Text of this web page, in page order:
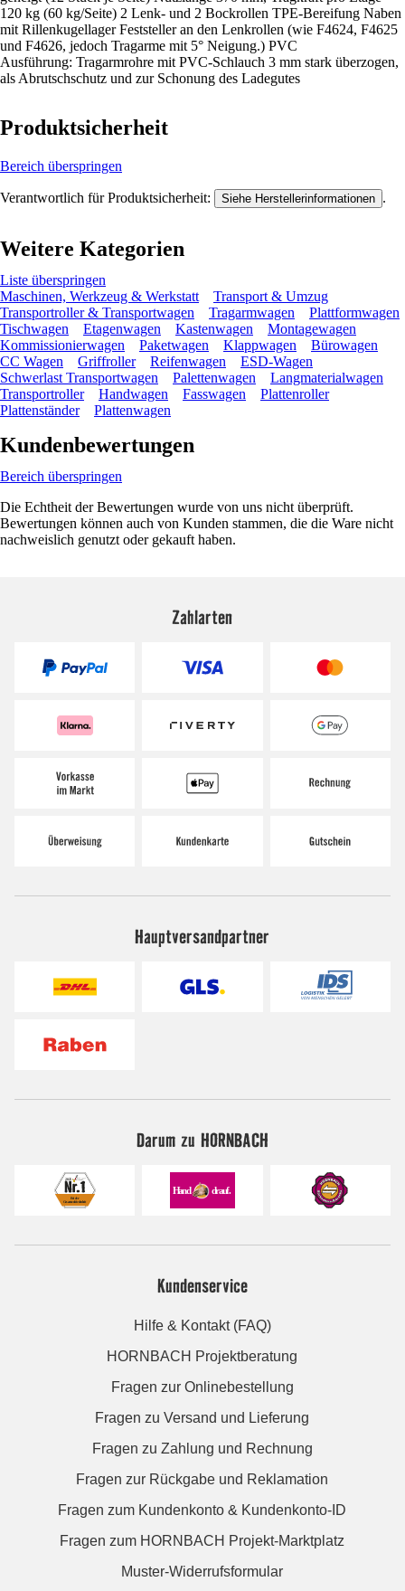
120 kg (60 kg/Seite) 2 Lenk- und 2 Bockrollen TPE-Bereifung Naben
mit Rillenkugellager Feststeller an den Lenkrollen (wie F4624, F4625
und F4626, jedoch Tragarme mit 5° Neigung.) PVC
Ausführung: Tragarmrohre mit PVC-Schlauch 3 mm stark überzogen,
als Abrutschschutz und zur Schonung des Ladegutes
Produktsicherheit
Bereich überspringen
Verantwortlich für Produktsicherheit: Siehe Herstellerinformationen .
Weitere Kategorien
Liste überspringen
Maschinen, Werkzeug & Werkstatt
Transport & Umzug
Transportroller & Transportwagen
Tragarmwagen
Plattformwagen
Tischwagen
Etagenwagen Kastenwagen
Montagewagen
Kommissionierwagen
Paketwagen Klappwagen
Bürowagen
CC Wagen
Griffroller Reifenwagen
ESD-Wagen
Schwerlast Transportwagen
Palettenwagen
Langmaterialwagen
Transportroller
Handwagen Fasswagen
Plattenroller
Plattenständer
Plattenwagen
Kundenbewertungen
Bereich überspringen
Die Echtheit der Bewertungen wurde von uns nicht überprüft.
Bewertungen können auch von Kunden stammen, die die Ware nicht
nachweislich genutzt oder gekauft haben.
Zahlarten
Hauptversandpartner
Darum zu HORNBACH
Kundenservice
Hilfe & Kontakt (FAQ)
HORNBACH Projektberatung
Fragen zur Onlinebestellung
Fragen zu Versand und Lieferung
Fragen zu Zahlung und Rechnung
Fragen zur Rückgabe und Reklamation
Fragen zum Kundenkonto & Kundenkonto-ID
Fragen zum HORNBACH Projekt-Marktplatz
Muster-Widerrufsformular